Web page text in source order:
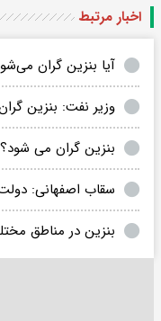
اخبار مرتبط
آیا بنزین گران
وزیر نفت: بنزین
بنزین گران ‌می
سقاب اصفهانی: دولت
بنزین در مناطق